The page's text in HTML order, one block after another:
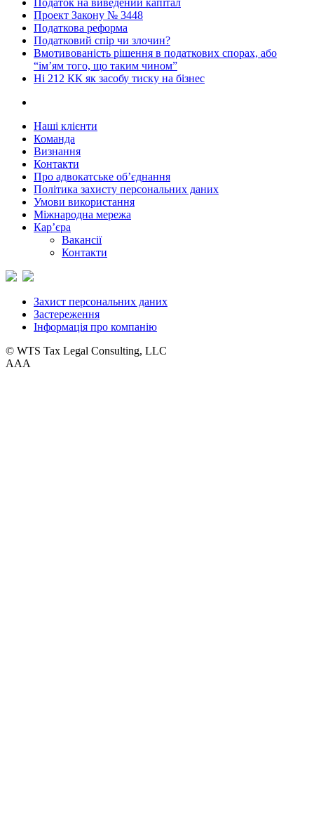
Податок на виведений капітал
Проект Закону № 3448
Податкова реформа
Податковий спір чи злочин?
Вмотивованість рішення в податкових спорах, або
“ім’ям того, що таким чином”
Ні 212 КК як засобу тиску на бізнес
Наші клієнти
Команда
Визнання
Контакти
Про адвокатське об’єднання
Політика захисту персональних даних
Умови використання
Міжнародна мережа
Кар’єра
Вакансії
Контакти
Захист персональних даних
Застереження
Інформація про компанію
© WTS Tax Legal Consulting, LLC
AAA